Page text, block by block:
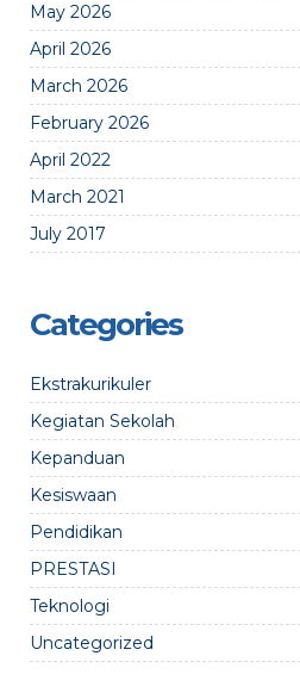
May 2026
April 2026
March 2026
February 2026
April 2022
March 2021
July 2017
Categories
Ekstrakurikuler
Kegiatan Sekolah
Kepanduan
Kesiswaan
Pendidikan
PRESTASI
Teknologi
Uncategorized